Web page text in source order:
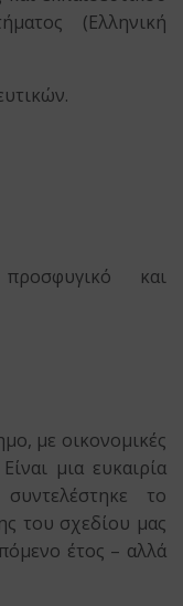
(Ελληνική
και
με οικονομικές
μια ευκαιρία
το
του σχεδίου μας
έτος – αλλά